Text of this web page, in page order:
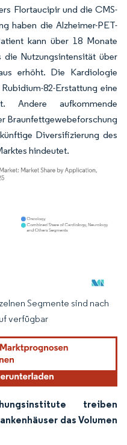
Flortaucipir und die CMS-
haben die Alzheimer-PET-
kann über 18 Monate
Nutzungsintensität über
erhöht. Die Kardiologie
82-Erstattung eine
Andere aufkommende
Braunfettgewebeforschung
Diversifizierung des
hindeutet.
erfordert Namensnennung
Segmente sind nach
verfügbar
treiben
das Volumen